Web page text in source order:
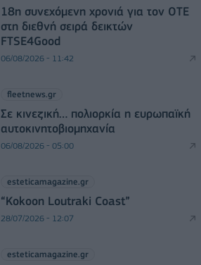
18η συνεχόμενη χρονιά για τον ΟΤΕ
στη διεθνή σειρά δεικτών
FTSE4Good
06/08/2026 - 11:42
fleetnews.gr
Σε κινεζική… πολιορκία η ευρωπαϊκή
αυτοκινητοβιομηχανία
06/08/2026 - 05:00
esteticamagazine.gr
“Kokoon Loutraki Coast”
28/07/2026 - 12:07
esteticamagazine.gr